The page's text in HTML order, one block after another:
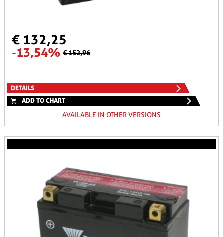
€ 132,25
-13,54% € 152,96
DETAILS
ADD TO CHART
AVAILABLE IN OTHER VERSIONS